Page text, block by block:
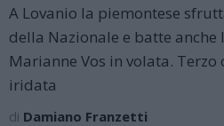
A Lovanio la piemontese
della Nazionale e batte anche
Marianne Vos in volata.
iridata
di Damiano Franzetti